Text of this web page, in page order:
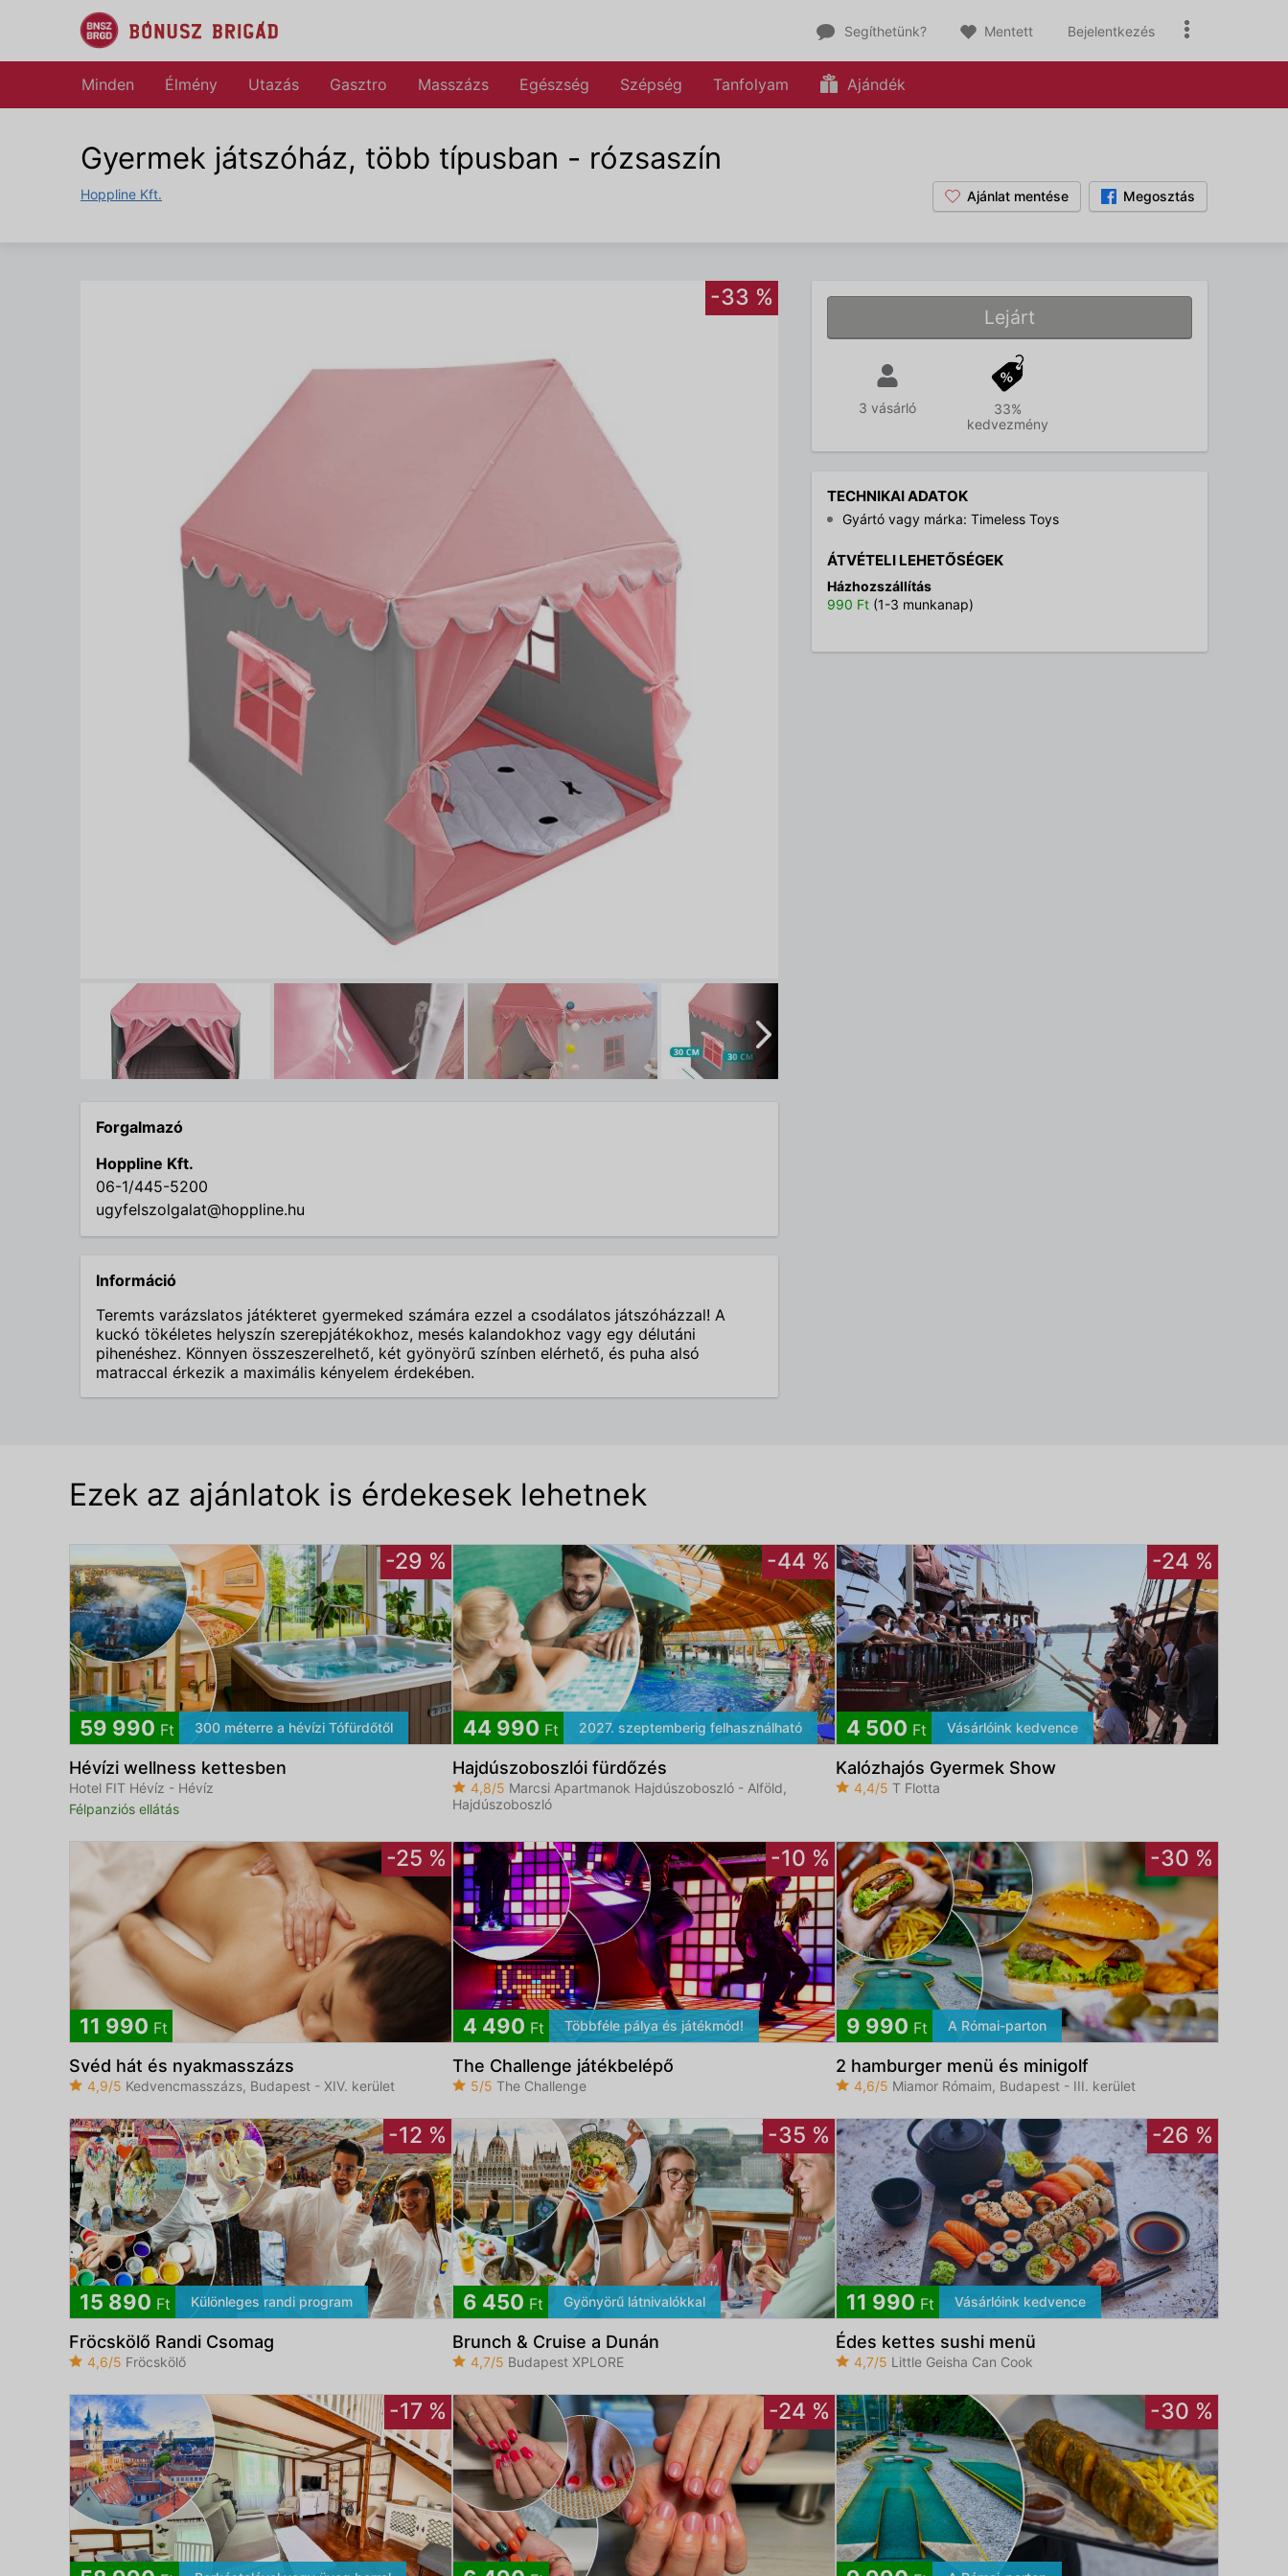
Segíthetünk? Mentett Bejelentkezés
Minden Élmény Utazás Gasztro Masszázs Egészség Szépség Tanfolyam Ajándék
Gyermek játszóház, több típusban - rózsaszín
Megosztás
Ajánlat mentése
Hoppline Kft.
-33 %
Lejárt
3 vásárló
33%
kedvezmény
TECHNIKAI ADATOK
Gyártó vagy márka: Timeless Toys
ÁTVÉTELI LEHETŐSÉGEK
Házhozszállítás
990 Ft (1-3 munkanap)
Forgalmazó
Hoppline Kft.
06-1/445-5200
ugyfelszolgalat@hoppline.hu
Információ
Teremts varázslatos játékteret gyermeked számára ezzel a csodálatos játszóházzal! A
kuckó tökéletes helyszín szerepjátékokhoz, mesés kalandokhoz vagy egy délutáni
pihenéshez. Könnyen összeszerelhető, két gyönyörű színben elérhető, és puha alsó
matraccal érkezik a maximális kényelem érdekében.
Ezek az ajánlatok is érdekesek lehetnek
-29 %
59 990 Ft 300 méterre a hévízi Tófürdőtől
Hévízi wellness kettesben
Hotel FIT Hévíz - Hévíz
Félpanziós ellátás
-44 %
44 990 Ft 2027. szeptemberig felhasználható
Hajdúszoboszlói fürdőzés
4,8/5 Marcsi Apartmanok Hajdúszoboszló - Alföld,
Hajdúszoboszló
-24 %
4 500 Ft Vásárlóink kedvence
Kalózhajós Gyermek Show
4,4/5 T Flotta
-25 %
11 990 Ft
Svéd hát és nyakmasszázs
4,9/5 Kedvencmasszázs, Budapest - XIV. kerület
-10 %
4 490 Ft Többféle pálya és játékmód!
The Challenge játékbelépő
5/5 The Challenge
-30 %
9 990 Ft A Római-parton
2 hamburger menü és minigolf
4,6/5 Miamor Rómaim, Budapest - III. kerület
-12 %
15 890 Ft Különleges randi program
Fröcskölő Randi Csomag
4,6/5 Fröcskölő
-35 %
6 450 Ft Gyönyörű látnivalókkal
Brunch & Cruise a Dunán
4,7/5 Budapest XPLORE
-26 %
11 990 Ft Vásárlóink kedvence
Édes kettes sushi menü
4,7/5 Little Geisha Can Cook
-17 % -24 % -30 %